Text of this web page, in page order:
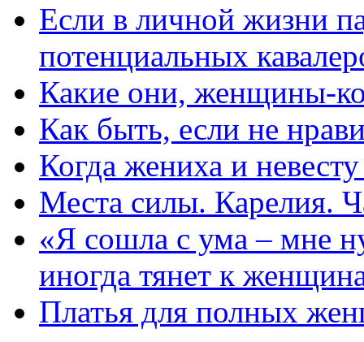
Если в личной жизни
потенциальных
Какие они, женщины-
Как быть, если не
Когда жениха и
Места силы. Карелия.
«Я сошла с ума – мне
иногда тянет к
Платья для полных